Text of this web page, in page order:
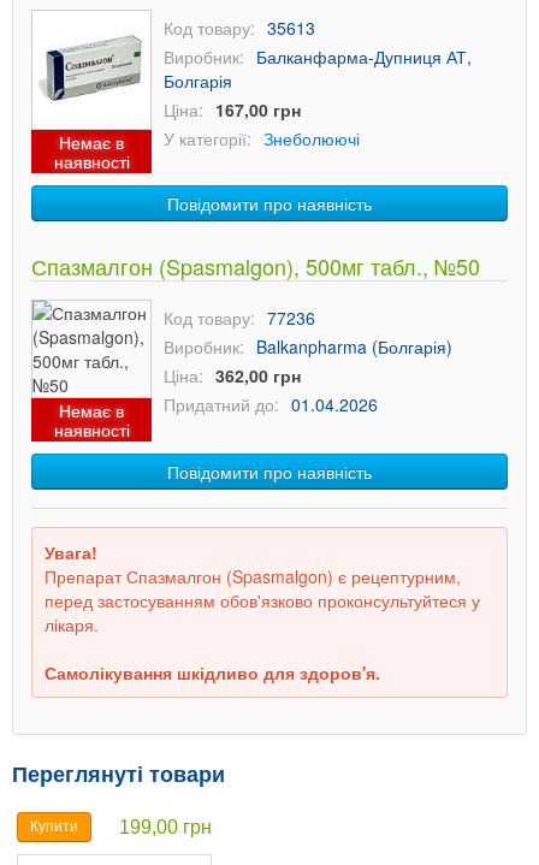
Немає в
наявності
Код товару: 35613
Виробник: Балканфарма-Дупниця АТ,
Болгарія
Ціна: 167,00 грн
У категорії: Знеболюючі
Повідомити про наявність
Спазмалгон (Spasmalgon), 500мг табл., №50
Немає в
наявності
Код товару: 77236
Виробник: Balkanpharma (Болгарія)
Ціна: 362,00 грн
Придатний до: 01.04.2026
Повідомити про наявність
Увага!
Препарат Спазмалгон (Spasmalgon) є рецептурним,
перед застосуванням обов'язково проконсультуйтеся у
лікаря.
Самолікування шкідливо для здоров'я.
Переглянуті товари
Купити 199,00 грн